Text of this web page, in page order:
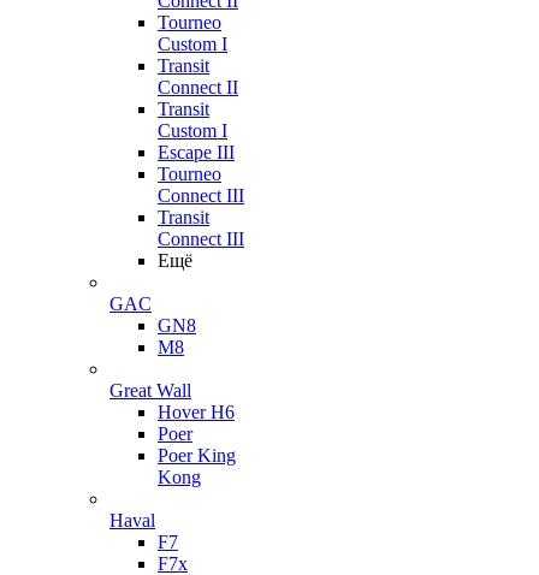
Tourneo
Custom I
Transit
Connect II
Transit
Custom I
Escape III
Tourneo
Connect III
Transit
Connect III
Ещё
GAC
GN8
M8
Great Wall
Hover H6
Poer
Poer King
Kong
Haval
F7
F7x